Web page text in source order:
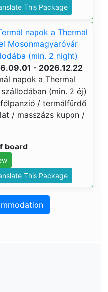
This Package
napok a Thermal
Mosonmagyaróvár
(min. 2 night)
- 2026.12.22
napok a Thermal
(min. 2 éj)
/ termálfürdő
/ masszázs kupon /
board
This Package